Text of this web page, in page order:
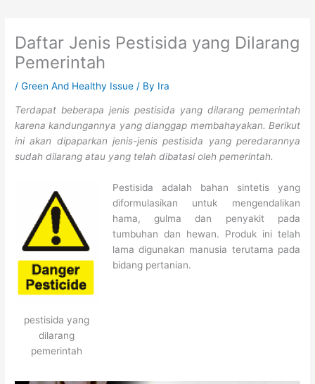
Daftar Jenis Pestisida yang Dilarang
Pemerintah
/Green And Healthy Issue / By Ira
Terdapat beberapa jenis pestisida yang dilarang pemerintah
karena kandungannya yang dianggap membahayakan. Berikut
ini akan dipaparkan jenis-jenis pestisida yang peredarannya
sudah dilarang atau yang telah dibatasi oleh pemerintah.
pestisida yang
dilarang
pemerintah
Pestisida adalah bahan sintetis yang
diformulasikan untuk mengendalikan
hama, gulma dan penyakit pada
tumbuhan dan hewan. Produk ini telah
lama digunakan manusia terutama pada
bidang pertanian.